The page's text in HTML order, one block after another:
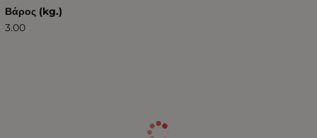
Βάρος (kg.)
3.00